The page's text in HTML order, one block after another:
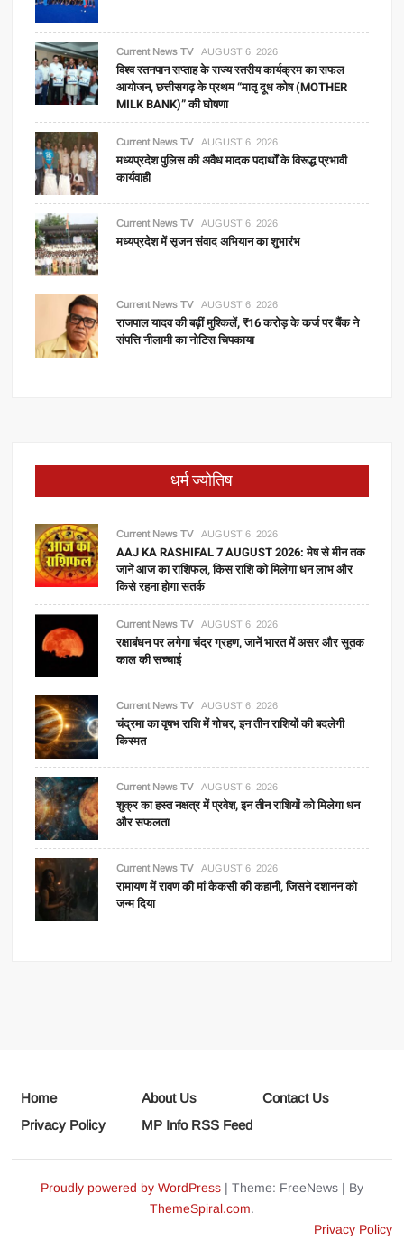
Current News TV AUGUST 6, 2026
विश्व स्तनपान सप्ताह के राज्य स्तरीय कार्यक्रम का सफल
आयोजन, छत्तीसगढ़ के प्रथम “मातृ दूध कोष (MOTHER
MILK BANK)” की घोषणा
Current News TV AUGUST 6, 2026
मध्यप्रदेश पुलिस की अवैध मादक पदार्थों के विरूद्ध प्रभावी
कार्यवाही
Current News TV AUGUST 6, 2026
मध्यप्रदेश में सृजन संवाद अभियान का शुभारंभ
Current News TV AUGUST 6, 2026
राजपाल यादव की बढ़ीं मुश्किलें, ₹16 करोड़ के कर्ज पर बैंक ने
संपत्ति नीलामी का नोटिस चिपकाया
धर्म ज्योतिष
Current News TV AUGUST 6, 2026
AAJ KA RASHIFAL 7 AUGUST 2026: मेष से मीन तक
जानें आज का राशिफल, किस राशि को मिलेगा धन लाभ और
किसे रहना होगा सतर्क
Current News TV AUGUST 6, 2026
रक्षाबंधन पर लगेगा चंद्र ग्रहण, जानें भारत में असर और सूतक
काल की सच्चाई
Current News TV AUGUST 6, 2026
चंद्रमा का वृषभ राशि में गोचर, इन तीन राशियों की बदलेगी
किस्मत
Current News TV AUGUST 6, 2026
शुक्र का हस्त नक्षत्र में प्रवेश, इन तीन राशियों को मिलेगा धन
और सफलता
Current News TV AUGUST 6, 2026
रामायण में रावण की मां कैकसी की कहानी, जिसने दशानन को
जन्म दिया
Home About Us
Contact Us
Privacy Policy
MP Info RSS Feed
Proudly powered by WordPress | Theme: FreeNews | By
ThemeSpiral.com.
Privacy Policy